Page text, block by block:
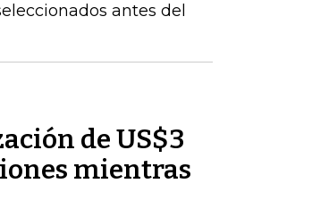
antes del
de US$3
mientras